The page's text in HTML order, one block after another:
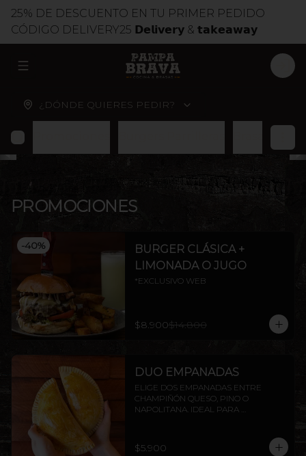
25% DE DESCUENTO EN TU PRIMER PEDIDO
CÓDIGO DELIVERY25 𝗗𝗲𝗹𝗶𝘃𝗲𝗿𝘆 & 𝘁𝗮𝗸𝗲𝗮𝘄𝗮𝘆
ABRIR MENU DE NAVEGACIÓN
¿DÓNDE QUIERES PEDIR?
PROMOCIONES
-40%
BURGER CLÁSICA +
LIMONADA O JUGO
*EXCLUSIVO WEB
$8.900$14.800
DUO EMPANADAS
ELIGE DOS EMPANADAS ENTRE
CHAMPIÑÓN QUESO, PINO O
NAPOLITANA. IDEAL PARA
$5.900